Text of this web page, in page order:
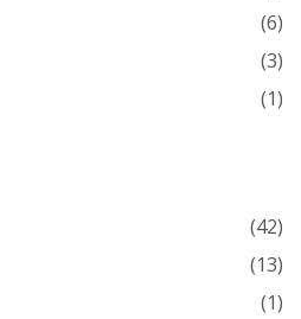
(6)
(3)
(1)
(42)
(13)
(1)